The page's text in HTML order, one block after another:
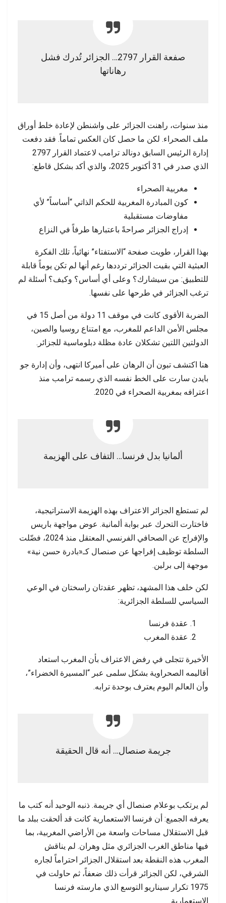
صفعة القرار 2797… الجزائر تُدرك فشل
رهاناتها
منذ سنوات، راهنت الجزائر على واشنطن لإعادة خلط أوراق
ملف الصحراء. لكن ما حصل كان العكس تماماً. فقد دفعت
إدارة الرئيس السابق دونالد ترامب لاعتماد القرار 2797
الذي صدر في 31 أكتوبر 2025، والذي أكد بشكل قاطع:
مغربية الصحراء
كون المبادرة المغربية للحكم الذاتي “أساساً” لأي
مفاوضات مستقبلية
إدراج الجزائر صراحةً باعتبارها طرفاً في النزاع
بهذا القرار، طويت صفحة “الاستفتاء” نهائياً، تلك الفكرة
العبثية التي بقيت الجزائر ترددها رغم أنها لم تكن يوماً قابلة
للتطبيق: من سيشارك؟ وعلى أي أساس؟ وكيف؟ أسئلة لم
ترغب الجزائر في طرحها على نفسها.
الضربة الأقوى كانت في موقف 11 دولة من أصل 15 في
مجلس الأمن الداعم للمغرب، مع امتناع روسيا والصين،
الدولتين اللتين تشكلان عادة مظلة دبلوماسية للجزائر.
هنا اكتشف تبون أن الرهان على أميركا انتهى، وأن إدارة جو
بايدن سارت على الخط نفسه الذي رسمه ترامب منذ
اعترافه بمغربية الصحراء في 2020.
ألمانيا بدل فرنسا… التفاف على الهزيمة
لم تستطع الجزائر الاعتراف بهذه الهزيمة الاستراتيجية،
فاختارت التحرك عبر بوابة ألمانية. عوض مواجهة باريس
والإفراج عن الصحافي الفرنسي المعتقل منذ 2024، فضّلت
السلطة توظيف إفراجها عن صنصال كـ«بادرة حسن نية»
موجهة إلى برلين.
لكن خلف هذا المشهد، تظهر عقدتان راسختان في الوعي
السياسي للسلطة الجزائرية:
عقدة فرنسا
عقدة المغرب
الأخيرة تتجلى في رفض الاعتراف بأن المغرب استعاد
أقاليمه الصحراوية بشكل سلمى عبر “المسيرة الخضراء”،
وأن العالم اليوم يعترف بوحدة ترابه.
جريمة صنصال… أنه قال الحقيقة
لم يرتكب بوعلام صنصال أي جريمة. ذنبه الوحيد أنه كتب ما
يعرفه الجميع: أن فرنسا الاستعمارية كانت قد ألحقت ببلد ما
قبل الاستقلال مساحات واسعة من الأراضي المغربية، بما
فيها مناطق الغرب الجزائري مثل وهران. لم يناقش
المغرب هذه النقطة بعد استقلال الجزائر احتراماً لجاره
الشرقي، لكن الجزائر قرأت ذلك ضعفاً، ثم حاولت في
1975 تكرار سيناريو التوسع الذي مارسته فرنسا
الاستعمارية.